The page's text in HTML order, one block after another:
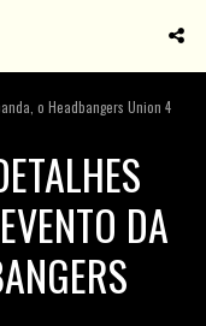
o Headbangers Union 4
DA